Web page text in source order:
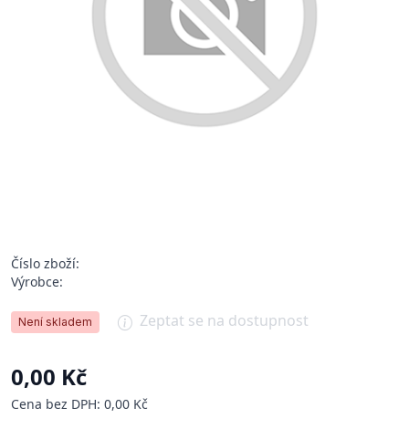
Číslo zboží:
Výrobce:
Není skladem Zeptat se na dostupnost
0,00 Kč
Cena bez DPH: 0,00 Kč